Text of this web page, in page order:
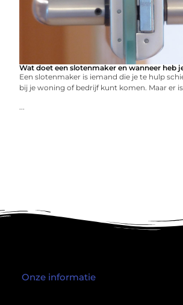
Wat doet een slotenmaker en wanneer heb
Een slotenmaker is iemand die je te hulp
bij je woning of bedrijf kunt komen. Maar er
...
Onze informatie